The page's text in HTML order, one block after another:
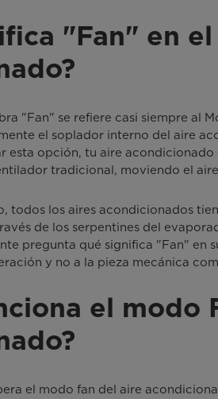
"Fan" en el
"Fan" se refiere casi siempre al
el soplador interno del aire
esta opción, tu aire
tradicional, moviendo el
todos los aires acondicionados
de los serpentines del
pregunta qué significa "Fan" en
y no a la pieza mecánica
el modo
el modo fan del aire